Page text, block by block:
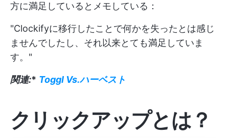
方に満足しているとメモしている：
"Clockifyに移行したことで何かを失ったとは感じ
ませんでしたし、それ以来とても満足していま
す。"
関連:* Toggl Vs.ハーベスト
クリックアップとは？